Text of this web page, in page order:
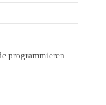
programmieren